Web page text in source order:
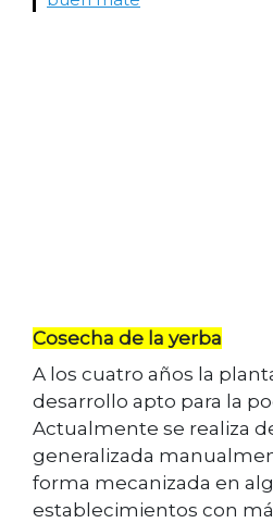
Cosecha de la yerba
A los cuatro años la
desarrollo apto para la
Actualmente se realiza
generalizada
forma mecanizada en
establecimientos con